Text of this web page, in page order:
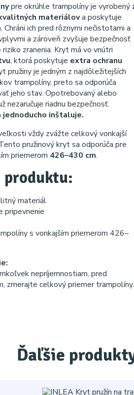
pre okrúhle trampolíny je vyrobený
materiálova poskytuje
Chráni ich pred rôznymi nečistotami a
a zároveň zvyšuje bezpečnosť
zranenia. Kryt má vo vnútri
, ktorá poskytuje extra ochranu
pružiny je jedným z najdôležitejších
trampolíny, preto sa odporúča
jeho stav. Opotrebovaný alebo
nezaručuje riadnu bezpečnosť.
jednoducho inštaluje.
vždy zvážte celkový vonkajší
pružinový kryt sa odporúča pre
priemerom 426–430 cm.
materiál
pripevnenie
s vonkajším priemerom 426–
nepríjemnostiam, pred
zmerajte celkový priemer trampolíny.
Ďaľšie